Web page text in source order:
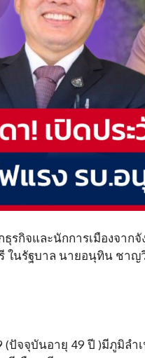
ธุรกิจและนักการเมืองจา
นรัฐบาล นายอนุทิน ชาญ
(ปัจจุบันอายุ 49 ปี )มีภูมิล